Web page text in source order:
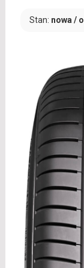
Stan: nowa /